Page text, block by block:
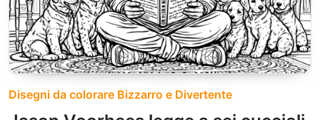
Disegni da colorare Bizzarro e Divertente